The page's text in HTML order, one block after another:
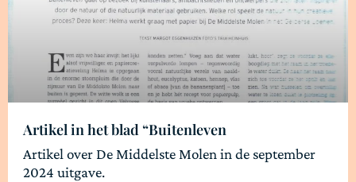
Artikel in het blad “Buitenleven
Artikel over De Middelste Molen in de september
2024 uitgave.